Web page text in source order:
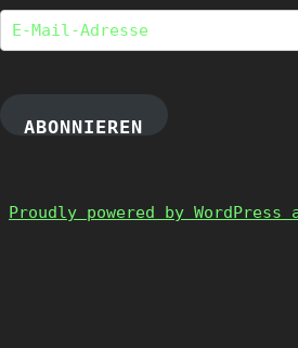
E-
Mail-
ABONNIEREN
Proudly powered by WordPress